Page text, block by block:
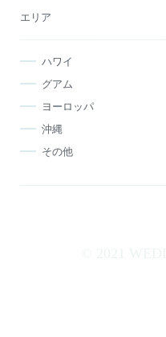
エリア
ハワイ
グアム
ヨーロッパ
沖縄
その他